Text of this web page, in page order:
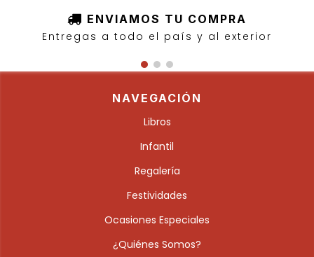
ENVIAMOS TU COMPRA
Entregas a todo el país y al exterior
NAVEGACIÓN
Libros
Infantil
Regalería
Festividades
Ocasiones Especiales
¿Quiénes Somos?